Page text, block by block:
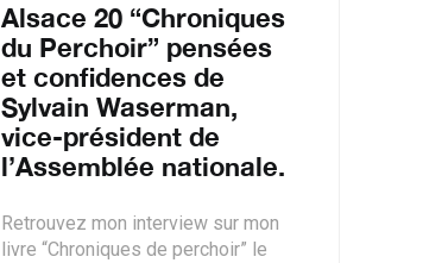
Alsace 20 “Chroniques
du Perchoir” pensées
et confidences de
Sylvain Waserman,
vice-président de
l’Assemblée nationale.
Retrouvez mon interview sur mon
livre “Chroniques de perchoir” le